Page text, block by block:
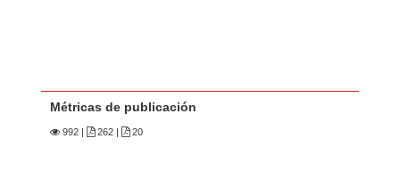
Métricas de publicación
992 | 262 | 20